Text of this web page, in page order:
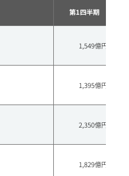
第1四半期
1,549億円
1,395億円
2,350億円
1,829億円